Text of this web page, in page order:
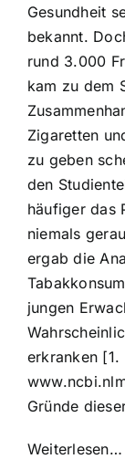
Gesundheit
bekannt.
rund 3.000
kam zu dem
Zigaretten
zu geben
den
häufiger das
niemals
ergab die
jungen
erkranken [1.
Gründe
Weiterlesen…